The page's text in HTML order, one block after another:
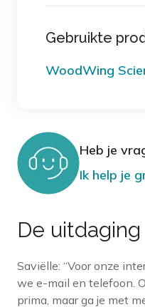
Gebruikte
WoodWing
Heb je
Ik help je
De uitdaging
Saviëlle: “Voor onze
we e-mail en telefoon.
prima, maar ga je met